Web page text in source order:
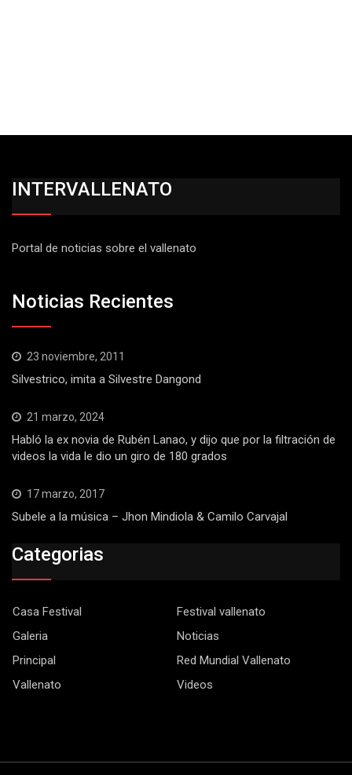
INTERVALLENATO
Portal de noticias sobre el vallenato
Noticias Recientes
23 noviembre, 2011
Silvestrico, imita a Silvestre Dangond
21 marzo, 2024
Habló la ex novia de Rubén Lanao, y dijo que por la filtración de
videos la vida le dio un giro de 180 grados
17 marzo, 2017
Subele a la música – Jhon Mindiola & Camilo Carvajal
Categorias
Casa Festival
Festival vallenato
Galeria
Noticias
Principal
Red Mundial Vallenato
Vallenato
Videos